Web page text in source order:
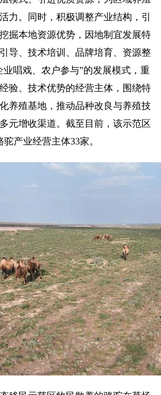
力。同时，积极调整产业结构，引
掘本地资源优势，因地制宜发展特
导、技术培训、品牌培育、资源整
唱戏、农户参与”的发展模式，重
验、技术优势的经营主体，围绕特
养殖基地，推动品种改良与养殖技
元增收渠道。截至目前，该示范区
产业经营主体33家。